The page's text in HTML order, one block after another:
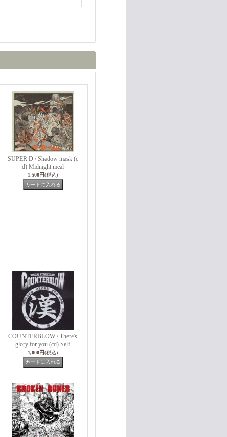
SUPER D / Shadow mask (c
d) Midnight meal
1,500円(税込)
COUNTERBLOW / There's
glory for you (cd) Self
1,000円(税込)